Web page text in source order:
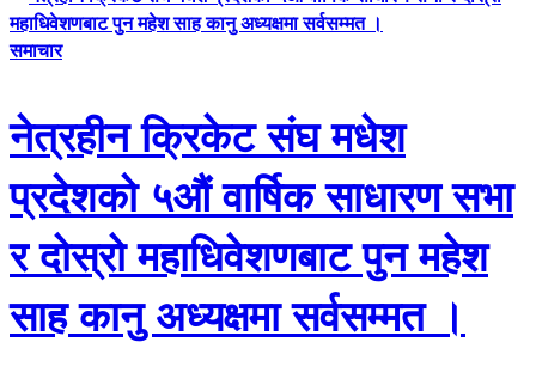
समाचार
नेत्रहीन क्रिकेट संघ मधेश
प्रदेशको ५औं वार्षिक साधारण सभा
र दोस्रो महाधिवेशणबाट पुन महेश
साह कानु अध्यक्षमा सर्वसम्मत ।